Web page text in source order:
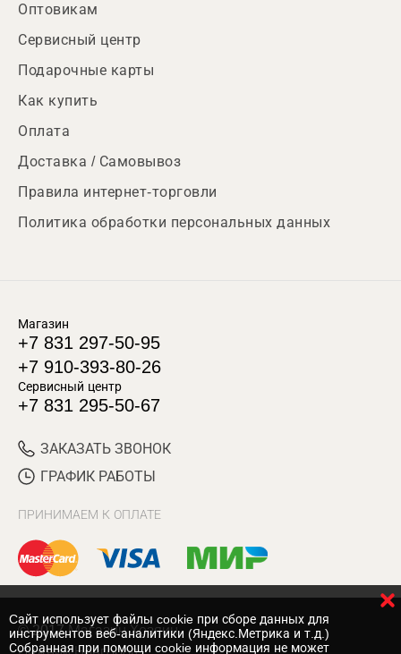
Оптовикам
Сервисный центр
Подарочные карты
Как купить
Оплата
Доставка / Самовывоз
Правила интернет-торговли
Политика обработки персональных данных
Магазин
+7 831 297-50-95
+7 910-393-80-26
Сервисный центр
+7 831 295-50-67
ЗАКАЗАТЬ ЗВОНОК
ГРАФИК РАБОТЫ
ПРИНИМАЕМ К ОПЛАТЕ
© 2017 Магазин Хозяин
Cайт использует файлы cookie при сборе данных для
инструментов веб-аналитики (Яндекс.Метрика и т.д.)
Собранная при помощи cookie информация не может